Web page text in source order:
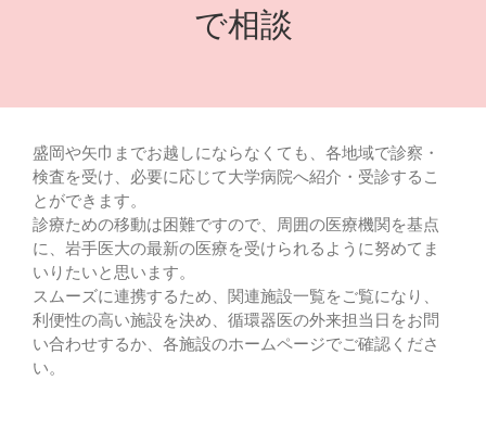
で相談
盛岡や矢巾までお越しにならなくても、各地域で診察・
検査を受け、必要に応じて大学病院へ紹介・受診するこ
とができます。
診療ための移動は困難ですので、周囲の医療機関を基点
に、岩手医大の最新の医療を受けられるように努めてま
いりたいと思います。
スムーズに連携するため、関連施設一覧をご覧になり、
利便性の高い施設を決め、循環器医の外来担当日をお問
い合わせするか、各施設のホームページでご確認くださ
い。